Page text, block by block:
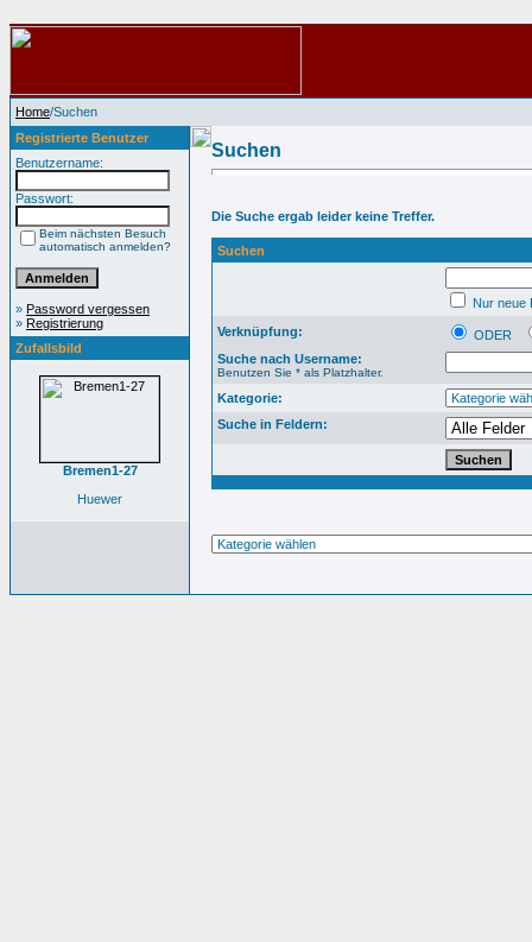
Home/Suchen
Registrierte Benutzer
Benutzername:
Passwort:
Beim nächsten Besuch
automatisch anmelden?
» Password vergessen
» Registrierung
Zufallsbild
Bremen1-27
Huewer
Suchen
Die Suche ergab leider keine Treffer.
Suchen
Nur neue
Verknüpfung:
ODER
Suche nach Username:
Benutzen Sie * als Platzhalter.
Kategorie:
Suche in Feldern: